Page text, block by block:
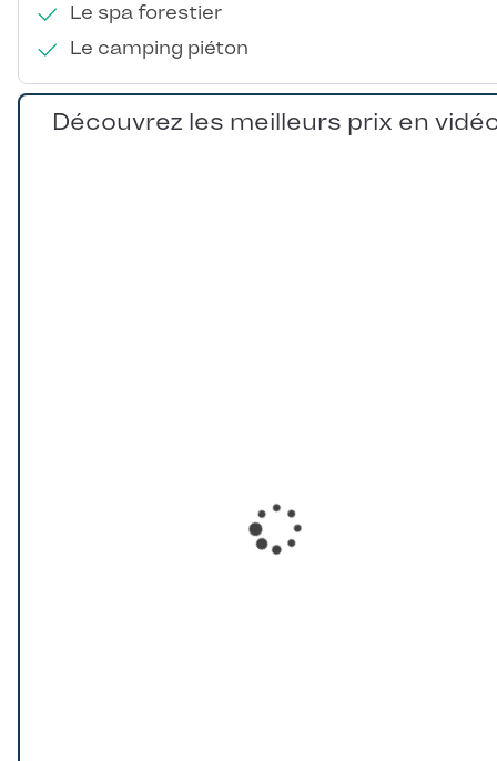
Le spa forestier
Le camping piéton
Découvrez les meilleurs prix en